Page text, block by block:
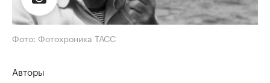
Фото: Фотохроника ТАСС
Авторы